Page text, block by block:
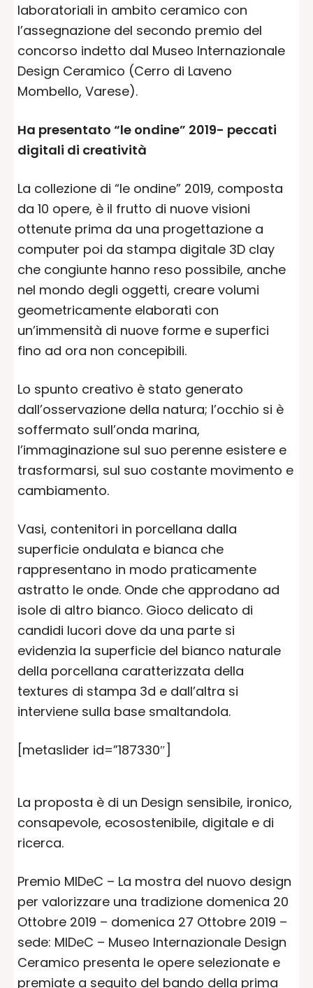
laboratoriali in ambito ceramico con
l’assegnazione del secondo premio del
concorso indetto dal Museo Internazionale
Design Ceramico (Cerro di Laveno
Mombello, Varese).
Ha presentato “le ondine” 2019- peccati
digitali di creatività
La collezione di “le ondine” 2019, composta
da 10 opere, è il frutto di nuove visioni
ottenute prima da una progettazione a
computer poi da stampa digitale 3D clay
che congiunte hanno reso possibile, anche
nel mondo degli oggetti, creare volumi
geometricamente elaborati con
un’immensità di nuove forme e superfici
fino ad ora non concepibili.
Lo spunto creativo è stato generato
dall’osservazione della natura; l’occhio si è
soffermato sull’onda marina,
l’immaginazione sul suo perenne esistere e
trasformarsi, sul suo costante movimento e
cambiamento.
Vasi, contenitori in porcellana dalla
superficie ondulata e bianca che
rappresentano in modo praticamente
astratto le onde. Onde che approdano ad
isole di altro bianco. Gioco delicato di
candidi lucori dove da una parte si
evidenzia la superficie del bianco naturale
della porcellana caratterizzata della
textures di stampa 3d e dall’altra si
interviene sulla base smaltandola.
[metaslider id=”187330″]
La proposta è di un Design sensibile, ironico,
consapevole, ecosostenibile, digitale e di
ricerca.
Premio MIDeC – La mostra del nuovo design
per valorizzare una tradizione domenica 20
Ottobre 2019 – domenica 27 Ottobre 2019 –
sede: MIDeC – Museo Internazionale Design
Ceramico presenta le opere selezionate e
premiate a seguito del bando della prima